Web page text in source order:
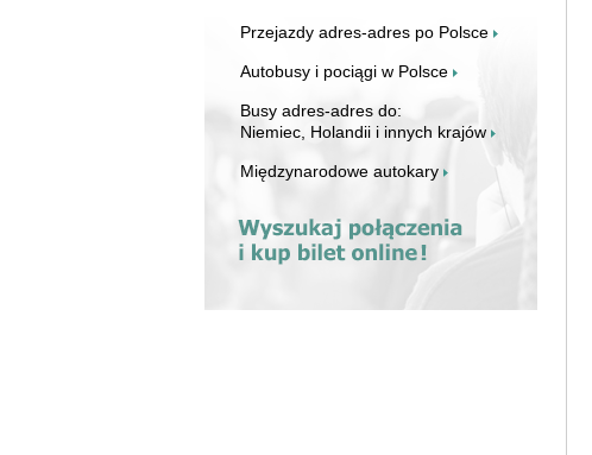
Przejazdy adres-adres po Polsce
Autobusy i pociągi w Polsce
Busy adres-adres do:
Niemiec, Holandii i innych krajów
Międzynarodowe autokary